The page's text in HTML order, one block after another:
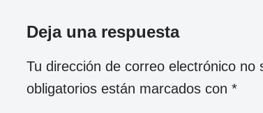
Deja una respuesta
Tu dirección de correo electrónico no
obligatorios están marcados con*